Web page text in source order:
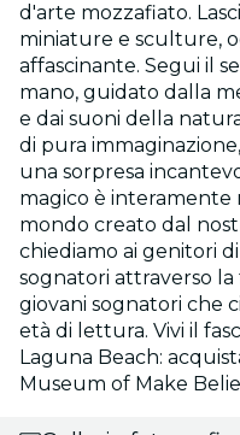
d'arte mozzafiato.
miniature e sculture,
affascinante. Segui il
mano, guidato dalla
e dai suoni della
di pura
una sorpresa
magico è interamente
mondo creato dal
chiediamo ai genitori
sognatori attraverso la
giovani sognatori che
età di lettura. Vivi il
Laguna Beach:
Museum of Make